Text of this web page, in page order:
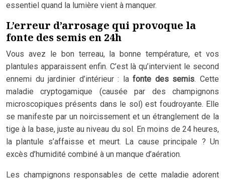
essentiel quand la lumière vient à manquer.
L’erreur d’arrosage qui provoque la
fonte des semis en 24h
Vous avez le bon terreau, la bonne température, et vos
plantules apparaissent enfin. C’est là qu’intervient le second
ennemi du jardinier d’intérieur : lafonte des semis. Cette
maladie cryptogamique (causée par des champignons
microscopiques présents dans le sol) est foudroyante. Elle
se manifeste par un noircissement et un étranglement de la
tige à la base, juste au niveau du sol. En moins de 24 heures,
la plantule s’affaisse et meurt. La cause principale ? Un
excès d’humidité combiné à un manque d’aération.
Les champignons responsables de cette maladie adorent